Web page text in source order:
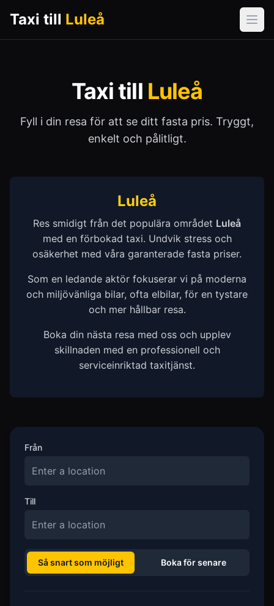
Taxi till Luleå
Taxi till Luleå
Fyll i din resa för att se ditt fasta pris. Tryggt,
enkelt och pålitligt.
Luleå
Res smidigt från det populära området Luleå
med en förbokad taxi. Undvik stress och
osäkerhet med våra garanterade fasta priser.
Som en ledande aktör fokuserar vi på moderna
och miljövänliga bilar, ofta elbilar, för en tystare
och mer hållbar resa.
Boka din nästa resa med oss och upplev
skillnaden med en professionell och
serviceinriktad taxitjänst.
Från
Till
Så snart som möjligt Boka för senare